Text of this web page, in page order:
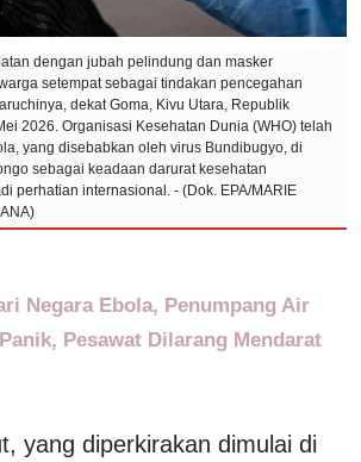
dengan jubah pelindung dan masker
setempat sebagai tindakan pencegahan
dekat Goma, Kivu Utara, Republik
2026. Organisasi Kesehatan Dunia (WHO) telah
yang disebabkan oleh virus Bundibugyo, di
sebagai keadaan darurat kesehatan
perhatian internasional. - (Dok. EPA/MARIE
Negara Ebola, Penumpang Air
Pesawat Dilarang Mendarat
yang diperkirakan dimulai di